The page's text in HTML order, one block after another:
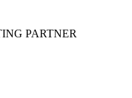
PARTNER